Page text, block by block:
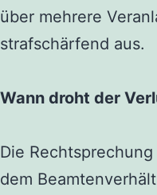
über mehrere
strafschärfend aus.
Wann droht der
Die
dem